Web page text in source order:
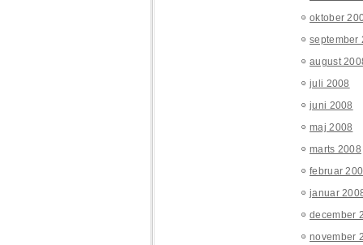
oktober
september
august
juli 2008
juni 2008
maj 2008
marts 2008
februar
januar
december
november